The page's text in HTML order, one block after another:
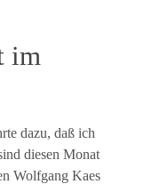
im
dazu, daß ich
diesen Monat
Wolfgang Kaes